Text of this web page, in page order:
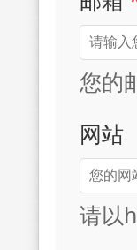
您的
网站
请以